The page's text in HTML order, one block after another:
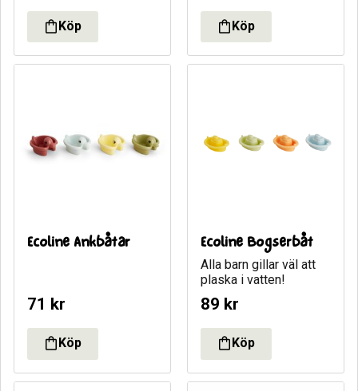
Ecoline Ankbåtar
71 kr
Ecoline Bogserbåt
Alla barn gillar väl att
plaska i vatten!
89 kr